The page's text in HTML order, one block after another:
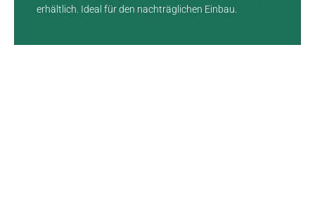
erhältlich. Ideal für den nachträglichen Einbau.